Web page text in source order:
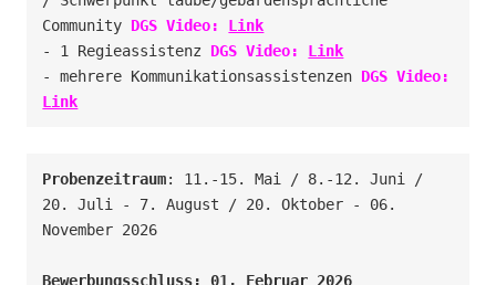
Community DGS Video: Link
- 1 Regieassistenz DGS Video: Link
- mehrere Kommunikationsassistenzen
Link
Probenzeitraum: 11.-15. Mai / 8.-12. Juni /
20. Juli - 7. August / 20. Oktober - 06.
November 2026